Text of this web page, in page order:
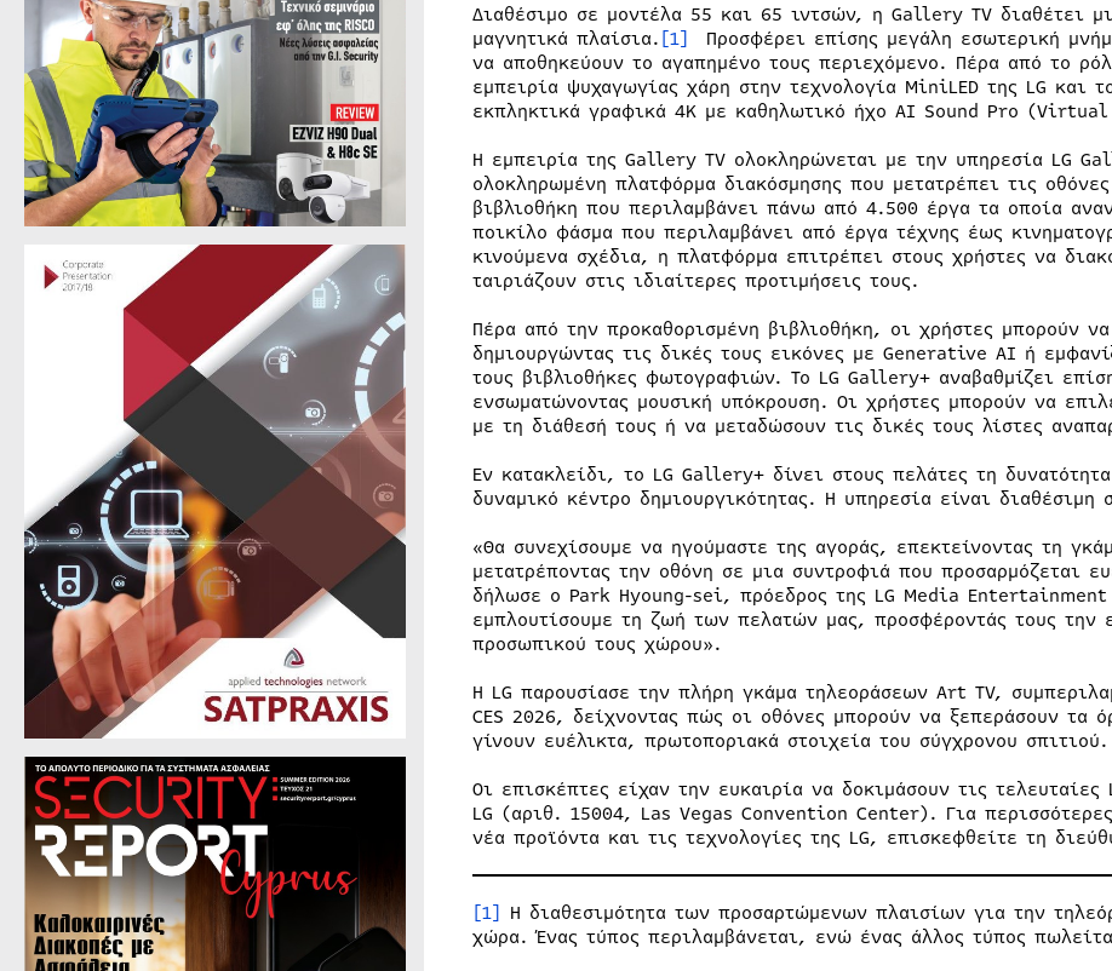
Διαθέσιμο σε μοντέλα 55 και 65 ιντσών, η Gallery TV διαθέτει
μαγνητικά πλαίσια.[1] Προσφέρει επίσης μεγάλη εσωτερική
να αποθηκεύουν το αγαπημένο τους περιεχόμενο. Πέρα από το
εμπειρία ψυχαγωγίας χάρη στην τεχνολογία MiniLED της LG
εκπληκτικά γραφικά 4K με καθηλωτικό ήχο AI Sound Pro
Η εμπειρία της Gallery TV ολοκληρώνεται με την υπηρεσία LG
ολοκληρωμένη πλατφόρμα διακόσμησης που μετατρέπει τις
βιβλιοθήκη που περιλαμβάνει πάνω από 4.500 έργα τα οποία
ποικίλο φάσμα που περιλαμβάνει από έργα τέχνης έως
κινούμενα σχέδια, η πλατφόρμα επιτρέπει στους χρήστες να
ταιριάζουν στις ιδιαίτερες προτιμήσεις τους.
Πέρα από την προκαθορισμένη βιβλιοθήκη, οι χρήστες μπορούν
δημιουργώντας τις δικές τους εικόνες με Generative AI ή
τους βιβλιοθήκες φωτογραφιών. Το LG Gallery+ αναβαθμίζει
ενσωματώνοντας μουσική υπόκρουση. Οι χρήστες μπορούν να
με τη διάθεσή τους ή να μεταδώσουν τις δικές τους λίστες
Εν κατακλείδι, το LG Gallery+ δίνει στους πελάτες τη
δυναμικό κέντρο δημιουργικότητας. Η υπηρεσία είναι
«Θα συνεχίσουμε να ηγούμαστε της αγοράς, επεκτείνοντας τη
μετατρέποντας την οθόνη σε μια συντροφιά που προσαρμόζεται
δήλωσε ο Park Hyoung-sei, πρόεδρος της LG Media
εμπλουτίσουμε τη ζωή των πελατών μας, προσφέροντάς τους την
προσωπικού τους χώρου».
Η LG παρουσίασε την πλήρη γκάμα τηλεοράσεων Art TV,
CES 2026, δείχνοντας πώς οι οθόνες μπορούν να ξεπεράσουν τα
γίνουν ευέλικτα, πρωτοποριακά στοιχεία του σύγχρονου σπιτιού.
Οι επισκέπτες είχαν την ευκαιρία να δοκιμάσουν τις
LG (αριθ. 15004, Las Vegas Convention Center). Για
νέα προϊόντα και τις τεχνολογίες της LG, επισκεφθείτε τη
[1] Η διαθεσιμότητα των προσαρτώμενων πλαισίων για την
χώρα. Ένας τύπος περιλαμβάνεται, ενώ ένας άλλος τύπος